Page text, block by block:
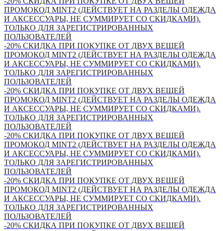
ПРОМОКОД MINT2 (ДЕЙСТВУЕТ НА РАЗДЕЛЫ ОДЕЖДА
И АКСЕССУАРЫ, НЕ СУММИРУЕТ СО СКИДКАМИ).
ТОЛЬКО ДЛЯ ЗАРЕГИСТРИРОВАННЫХ
ПОЛЬЗОВАТЕЛЕЙ
-20% СКИДКА ПРИ ПОКУПКЕ ОТ ДВУХ ВЕЩЕЙ
ПРОМОКОД MINT2 (ДЕЙСТВУЕТ НА РАЗДЕЛЫ ОДЕЖДА
И АКСЕССУАРЫ, НЕ СУММИРУЕТ СО СКИДКАМИ).
ТОЛЬКО ДЛЯ ЗАРЕГИСТРИРОВАННЫХ
ПОЛЬЗОВАТЕЛЕЙ
-20% СКИДКА ПРИ ПОКУПКЕ ОТ ДВУХ ВЕЩЕЙ
ПРОМОКОД MINT2 (ДЕЙСТВУЕТ НА РАЗДЕЛЫ ОДЕЖДА
И АКСЕССУАРЫ, НЕ СУММИРУЕТ СО СКИДКАМИ).
ТОЛЬКО ДЛЯ ЗАРЕГИСТРИРОВАННЫХ
ПОЛЬЗОВАТЕЛЕЙ
-20% СКИДКА ПРИ ПОКУПКЕ ОТ ДВУХ ВЕЩЕЙ
ПРОМОКОД MINT2 (ДЕЙСТВУЕТ НА РАЗДЕЛЫ ОДЕЖДА
И АКСЕССУАРЫ, НЕ СУММИРУЕТ СО СКИДКАМИ).
ТОЛЬКО ДЛЯ ЗАРЕГИСТРИРОВАННЫХ
ПОЛЬЗОВАТЕЛЕЙ
-20% СКИДКА ПРИ ПОКУПКЕ ОТ ДВУХ ВЕЩЕЙ
ПРОМОКОД MINT2 (ДЕЙСТВУЕТ НА РАЗДЕЛЫ ОДЕЖДА
И АКСЕССУАРЫ, НЕ СУММИРУЕТ СО СКИДКАМИ).
ТОЛЬКО ДЛЯ ЗАРЕГИСТРИРОВАННЫХ
ПОЛЬЗОВАТЕЛЕЙ
-20% СКИДКА ПРИ ПОКУПКЕ ОТ ДВУХ ВЕЩЕЙ